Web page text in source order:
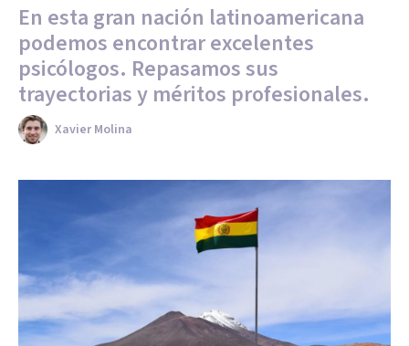
En esta gran nación latinoamericana
podemos encontrar excelentes
psicólogos. Repasamos sus
trayectorias y méritos profesionales.
Xavier Molina